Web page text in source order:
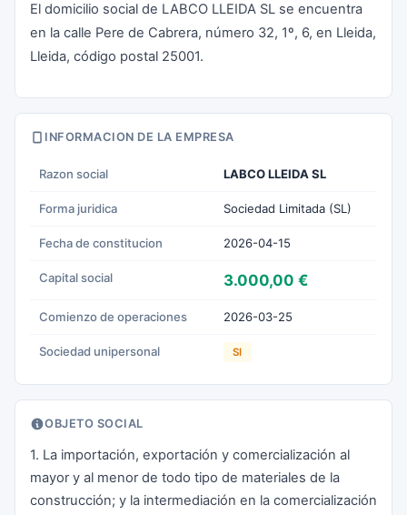
El domicilio social de LABCO LLEIDA SL se encuentra
en la calle Pere de Cabrera, número 32, 1º, 6, en Lleida,
Lleida, código postal 25001.
INFORMACION DE LA EMPRESA
Razon social LABCO LLEIDA SL
Forma juridica Sociedad Limitada (SL)
Fecha de constitucion 2026-04-15
Capital social 3.000,00 €
Comienzo de operaciones 2026-03-25
Sociedad unipersonal SI
OBJETO SOCIAL
1. La importación, exportación y comercialización al
mayor y al menor de todo tipo de materiales de la
construcción; y la intermediación en la comercialización